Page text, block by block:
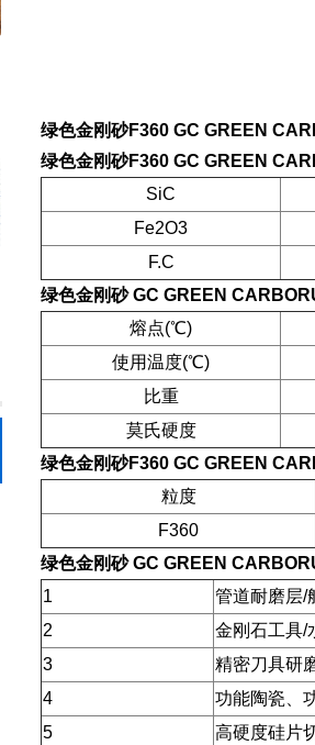
绿色金刚砂F360 GC GREEN
绿色金刚砂F360 GC GREEN
SiC
Fe2O3
F.C
绿色金刚砂 GC GREEN
熔点(℃)
使用温度(℃)
比重
莫氏硬度
绿色金刚砂F360 GC GREEN
粒度
F360
绿色金刚砂 GC GREEN
1
管道耐磨层/
2
金刚石工具/
3
精密刀具研
4
功能陶瓷、
5
高硬度硅片